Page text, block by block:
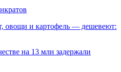
овощи и картофель — дешевеют:
на 13 млн задержали